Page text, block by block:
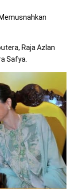
Raja Azlan
Safya.